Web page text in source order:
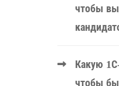
чтобы
Какую
чтобы